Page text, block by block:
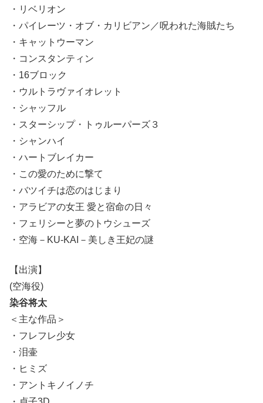
・リベリオン
・パイレーツ・オブ・カリビアン／呪われた海賊たち
・キャットウーマン
・コンスタンティン
・16ブロック
・ウルトラヴァイオレット
・シャッフル
・スターシップ・トゥルーパーズ３
・シャンハイ
・ハートブレイカー
・この愛のために撃て
・バツイチは恋のはじまり
・アラビアの女王 愛と宿命の日々
・フェリシーと夢のトウシューズ
・空海－KU-KAI－美しき王妃の謎
【出演】
(空海役)
染谷将太
＜主な作品＞
・フレフレ少女
・泪壷
・ヒミズ
・アントキノイノチ